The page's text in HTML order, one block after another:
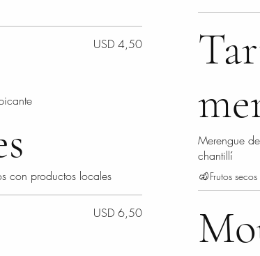
USD 4,50
con productos locales
USD 6,50
Merengue
chantillí
Frutos secos